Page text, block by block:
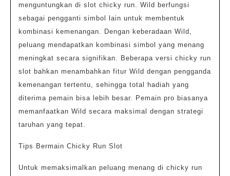
menguntungkan di slot chicky run. Wild berfungsi
sebagai pengganti simbol lain untuk membentuk
kombinasi kemenangan. Dengan keberadaan Wild,
peluang mendapatkan kombinasi simbol yang menang
meningkat secara signifikan. Beberapa versi chicky run
slot bahkan menambahkan fitur Wild dengan pengganda
kemenangan tertentu, sehingga total hadiah yang
diterima pemain bisa lebih besar. Pemain pro biasanya
memanfaatkan Wild secara maksimal dengan strategi
taruhan yang tepat.
Tips Bermain Chicky Run Slot
Untuk memaksimalkan peluang menang di chicky run